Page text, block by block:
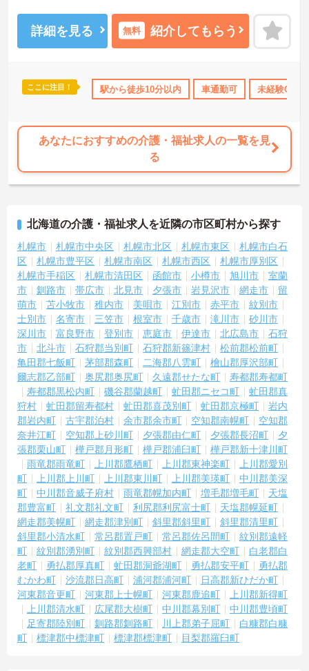
通費支給
退職金制度やマイカー通勤可等、各種福利厚生も充実しております
ので長く安定した勤務が可能です。
ご興味ある方には、面接のポイントなど、さらに詳細をお話致しま
詳細を見る 無料 紹介してもらう
ここに注目！ 駅から徒歩10分以内 車通勤可 未経験OK
あなたにおすすめの介護・福祉求人の一覧を見
る
北海道の介護・福祉求人を近隣の市区町村から探す
札幌市 札幌市中央区 札幌市北区 札幌市東区
札幌市白石
区
札幌市豊平区 札幌市南区 札幌市西区
札幌市厚別区
札幌市手稲区
札幌市清田区 函館市 小樽市 旭川市
室蘭
市
釧路市 帯広市 北見市 夕張市 岩見沢市 網走市
留
萌市
苫小牧市 稚内市 美唄市 江別市 赤平市
紋別市
士別市
名寄市 三笠市 根室市 千歳市 滝川市
砂川市
深川市
富良野市 登別市 恵庭市 伊達市 北広島市
石狩
市
北斗市 石狩郡当別町 石狩郡新篠津村
松前郡松前町
亀田郡七飯町
茅部郡森町 二海郡八雲町
檜山郡厚沢部町
爾志郡乙部町
奥尻郡奥尻町 久遠郡せたな町
寿都郡寿都町
寿都郡黒松内町
磯谷郡蘭越町 虻田郡ニセコ町
虻田郡真
狩村
虻田郡留寿都村 虻田郡喜茂別町 虻田郡京極町
岩内
郡岩内町
古宇郡泊村 余市郡余市町 空知郡南幌町
空知郡
奈井江町
空知郡上砂川町 夕張郡由仁町 夕張郡長沼町
夕
張郡栗山町
樺戸郡月形町 樺戸郡浦臼町
樺戸郡新十津川町
雨竜郡雨竜町
上川郡鷹栖町 上川郡東神楽町
上川郡愛別
町
上川郡上川町 上川郡東川町 上川郡美瑛町
中川郡美深
町
中川郡音威子府村 雨竜郡幌加内町 増毛郡増毛町
天塩
郡豊富町
礼文郡礼文町 利尻郡利尻富士町
天塩郡幌延町
網走郡美幌町
網走郡津別町 斜里郡斜里町
斜里郡清里町
斜里郡小清水町
常呂郡置戸町 常呂郡佐呂間町
紋別郡遠軽
町
紋別郡湧別町 紋別郡西興部村 網走郡大空町
白老郡白
老町
勇払郡厚真町 虻田郡洞爺湖町 勇払郡安平町
勇払郡
むかわ町
沙流郡日高町 浦河郡浦河町
日高郡新ひだか町
河東郡音更町
河東郡上士幌町 河東郡鹿追町
上川郡新得町
上川郡清水町
広尾郡大樹町 中川郡幕別町
中川郡豊頃町
足寄郡陸別町
釧路郡釧路町 川上郡弟子屈町
白糠郡白糠
町
標津郡中標津町 標津郡標津町 目梨郡羅臼町